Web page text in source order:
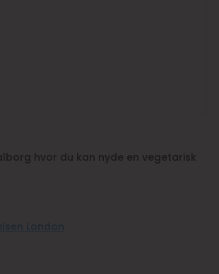
hvor du kan nyde en vegetarisk
London